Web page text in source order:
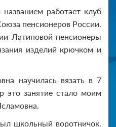
работает клуб
пенсионеров России.
Латиповой пенсионеры
изделий крючком и
научилась вязать в 7
это занятие стало моим
школьный воротничок.